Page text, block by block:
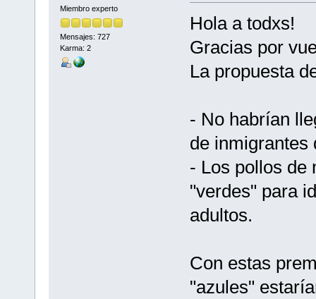
Miembro experto
Mensajes: 727
Karma: 2
Hola a todxs!
Gracias por
La propuesta
- No habrían
de inmigrantes
- Los pollos de
"verdes" para
adultos.
Con estas
"azules"